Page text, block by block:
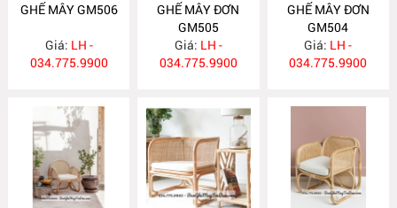
GHẾ MÂY GM506
Giá: LH -
034.775.9900
GHẾ MÂY ĐƠN
GM505
Giá: LH -
034.775.9900
GHẾ MÂY ĐƠN
GM504
Giá: LH -
034.775.9900